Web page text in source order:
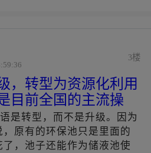
3楼
，转型为资源化利用
目前全国的主流操
是转型，而不是升级。因为
原有的环保池只是里面的
，池子还能作为储液池使